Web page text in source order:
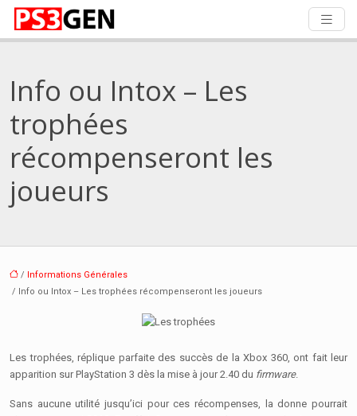
Info ou Intox – Les
trophées
récompenseront les
joueurs
/ Informations Générales
/ Info ou Intox – Les trophées récompenseront les joueurs
Les trophées, réplique parfaite des succès de la Xbox 360, ont fait leur
apparition sur PlayStation 3 dès la mise à jour 2.40 du firmware.
Sans aucune utilité jusqu’ici pour ces récompenses, la donne pourrait